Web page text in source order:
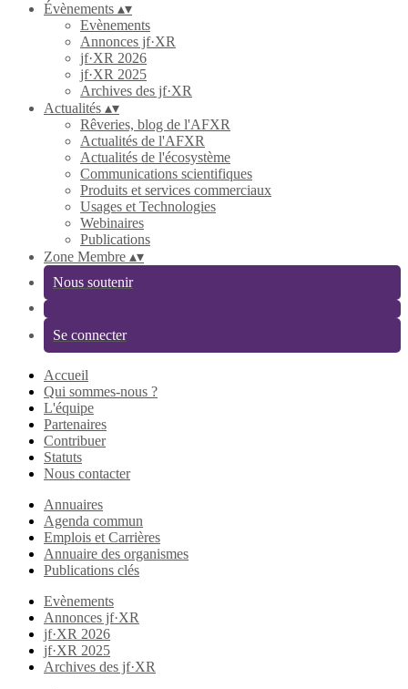
Évènements ▴▾
Evènements
Annonces jf·XR
jf·XR 2026
jf·XR 2025
Archives des jf·XR
Actualités ▴▾
Rêveries, blog de l'AFXR
Actualités de l'AFXR
Actualités de l'écosystème
Communications scientifiques
Produits et services commerciaux
Usages et Technologies
Webinaires
Publications
Zone Membre ▴▾
Nous soutenir
Se connecter
Accueil
Qui sommes-nous ?
L'équipe
Partenaires
Contribuer
Statuts
Nous contacter
Annuaires
Agenda commun
Emplois et Carrières
Annuaire des organismes
Publications clés
Evènements
Annonces jf·XR
jf·XR 2026
jf·XR 2025
Archives des jf·XR